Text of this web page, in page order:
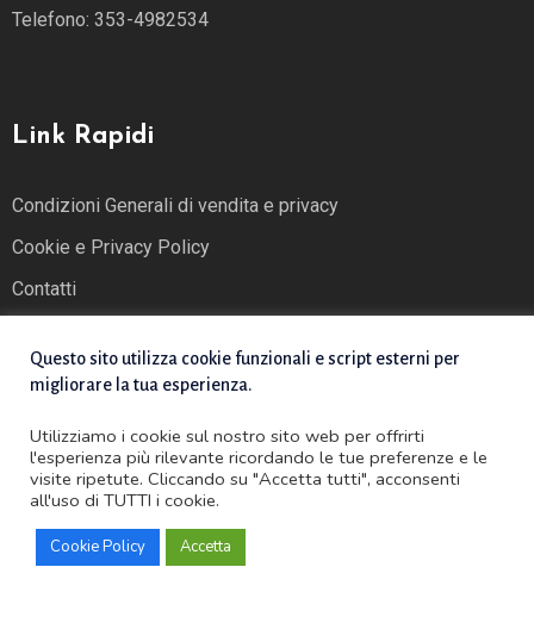
Telefono: 353-4982534
Link Rapidi
Condizioni Generali di vendita e privacy
Cookie e Privacy Policy
Contatti
Copyright ©2022 Advanced Creative Solutions. All rights
Questo sito utilizza cookie funzionali e script esterni per
migliorare la tua esperienza.
Utilizziamo i cookie sul nostro sito web per offrirti
l'esperienza più rilevante ricordando le tue preferenze e le
visite ripetute. Cliccando su "Accetta tutti", acconsenti
all'uso di TUTTI i cookie.
Cookie Policy Accetta